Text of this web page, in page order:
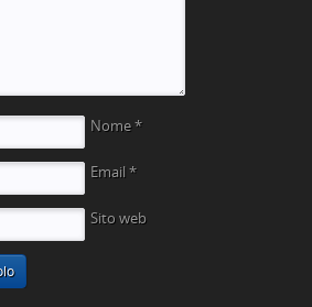
Nome *
Email *
Sito web